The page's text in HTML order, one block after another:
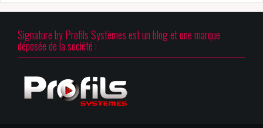
Signature by Profils Systèmes est un blog et une marque
déposée de la société :